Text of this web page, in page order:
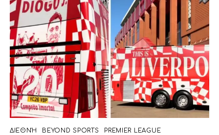
ΔΙΕΘΝΉ BEYOND SPORTS
PREMIER LEAGUE